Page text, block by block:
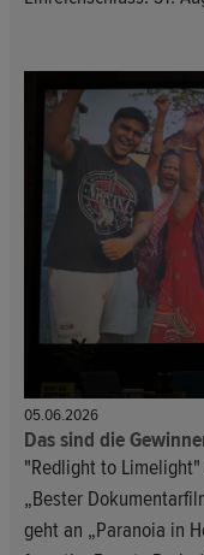
05.06.2026
Das sind die
"Redlight to
„Bester
geht an „Paranoia in